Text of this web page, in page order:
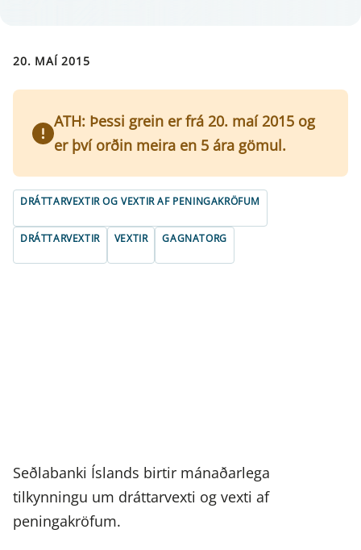
20. MAÍ 2015
ATH: Þessi grein er frá 20. maí 2015 og
er því orðin meira en 5 ára gömul.
DRÁTTARVEXTIR OG VEXTIR AF PENINGAKRÖFUM
DRÁTTARVEXTIR VEXTIR GAGNATORG
Seðlabanki Íslands birtir mánaðarlega
tilkynningu um dráttarvexti og vexti af
peningakröfum.